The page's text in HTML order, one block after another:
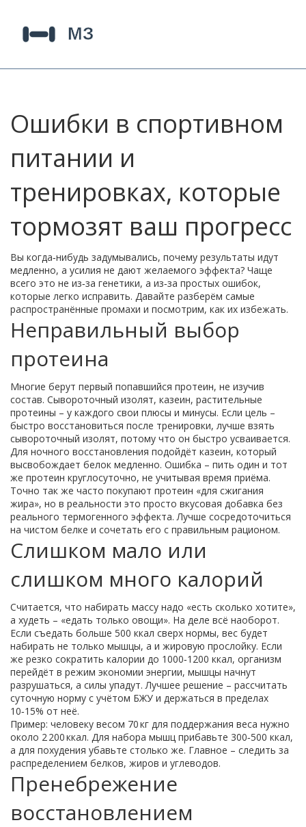
Ошибки в спортивном
питании и
тренировках, которые
тормозят ваш прогресс
Вы когда‑нибудь задумывались, почему результаты идут
медленно, а усилия не дают желаемого эффекта? Чаще
всего это не из‑за генетики, а из‑за простых ошибок,
которые легко исправить. Давайте разберём самые
распространённые промахи и посмотрим, как их избежать.
Неправильный выбор
протеина
Многие берут первый попавшийся протеин, не изучив
состав. Сывороточный изолят, казеин, растительные
протеины – у каждого свои плюсы и минусы. Если цель –
быстро восстановиться после тренировки, лучше взять
сывороточный изолят, потому что он быстро усваивается.
Для ночного восстановления подойдёт казеин, который
высвобождает белок медленно. Ошибка – пить один и тот
же протеин круглосуточно, не учитывая время приёма.
Точно так же часто покупают протеин «для сжигания
жира», но в реальности это просто вкусовая добавка без
реального термогенного эффекта. Лучше сосредоточиться
на чистом белке и сочетать его с правильным рационом.
Слишком мало или
слишком много калорий
Считается, что набирать массу надо «есть сколько хотите»,
а худеть – «едать только овощи». На деле всё наоборот.
Если съедать больше 500 ккал сверх нормы, вес будет
набирать не только мышцы, а и жировую прослойку. Если
же резко сократить калории до 1000‑1200 ккал, организм
перейдёт в режим экономии энергии, мышцы начнут
разрушаться, а силы упадут. Лучшее решение – рассчитать
суточную норму с учётом БЖУ и держаться в пределах
10‑15% от неё.
Пример: человеку весом 70 кг для поддержания веса нужно
около 2 200 ккал. Для набора мышц прибавьте 300‑500 ккал,
а для похудения убавьте столько же. Главное – следить за
распределением белков, жиров и углеводов.
Пренебрежение
восстановлением